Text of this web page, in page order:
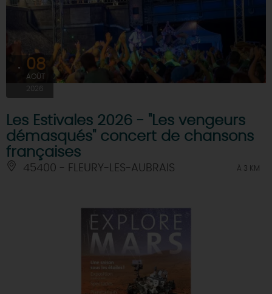
08
AOÛT
2026
Les Estivales 2026 - "Les vengeurs
démasqués" concert de chansons
françaises
45400 - FLEURY-LES-AUBRAIS À 3 KM